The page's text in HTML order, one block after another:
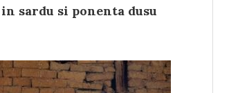
sardu si ponenta dusu